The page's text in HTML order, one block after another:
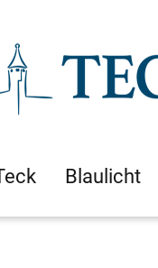
Blaulicht